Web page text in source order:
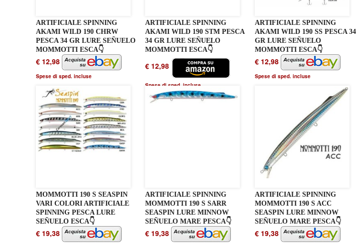
ARTIFICIALE SPINNING
AKAMI WILD 190 CHRW
PESCA 34 GR LURE SEÑUELO
MOMMOTTI ESCA👇
€ 12,98
Spese di sped. incluse
ARTIFICIALE SPINNING
AKAMI WILD 190 STM PESCA
34 GR LURE SEÑUELO
MOMMOTTI ESCA👇
€ 12,98
Spese di sped. incluse
ARTIFICIALE SPINNING
AKAMI WILD 190 SS PESCA 34
GR LURE SEÑUELO
MOMMOTTI ESCA👇
€ 12,98
Spese di sped. incluse
MOMMOTTI 190 S SEASPIN
VARI COLORI ARTIFICIALE
SPINNING PESCA LURE
SEÑUELO ESCA👇
€ 19,38
ARTIFICIALE SPINNING
MOMMOTTI 190 S SARR
SEASPIN LURE MINNOW
SEÑUELO MARE PESCA👇
€ 19,38
ARTIFICIALE SPINNING
MOMMOTTI 190 S ACC
SEASPIN LURE MINNOW
SEÑUELO MARE PESCA👇
€ 19,38